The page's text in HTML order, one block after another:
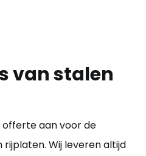
van stalen
offerte aan voor de
Wij leveren altijd